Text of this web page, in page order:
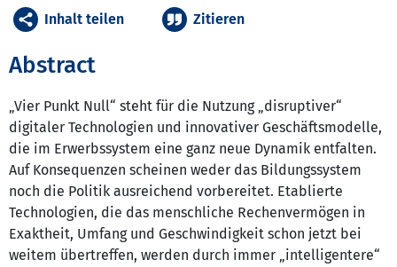
Abstract
„Vier Punkt Null“ steht für die Nutzung „disruptiver“
digitaler Technologien und innovativer Geschäftsmodelle,
die im Erwerbssystem eine ganz neue Dynamik entfalten.
Auf Konsequenzen scheinen weder das Bildungssystem
noch die Politik ausreichend vorbereitet. Etablierte
Technologien, die das menschliche Rechenvermögen in
Exaktheit, Umfang und Geschwindigkeit schon jetzt bei
weitem übertreffen, werden durch immer „intelligentere“
Inhalt teilen Zitieren